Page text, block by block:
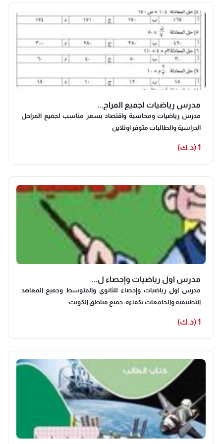
مدرس رياضيات لجميع المراح...
مدرس رياضيات ومحاسبة واقتصاد بسعر مناسب لجميع المراحل
الدراسية والطالبات متوفر اونلاين
1 (د.ك)
مدرس اول رياضيات وإحصاء ل...
مدرس اول رياضيات وإحصاء للثانوي والمتوسط وجميع المعاهد
التطبيقيه والجامعات بكفاءه. جميع مناطق الكويت
1 (د.ك)